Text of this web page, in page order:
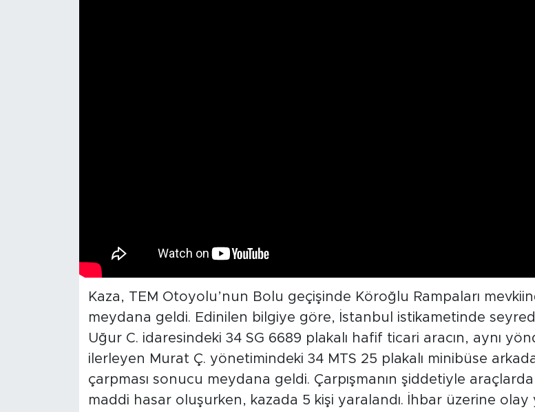
Kaza, TEM Otoyolu’nun Bolu geçişinde Köroğlu Rampaları
meydana geldi. Edinilen bilgiye göre, İstanbul istikametinde
Uğur C. idaresindeki 34 SG 6689 plakalı hafif ticari aracın, aynı
ilerleyen Murat Ç. yönetimindeki 34 MTS 25 plakalı minibüse
çarpması sonucu meydana geldi. Çarpışmanın şiddetiyle araçlarda
maddi hasar oluşurken, kazada 5 kişi yaralandı. İhbar üzerine olay